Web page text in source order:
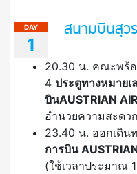
DAY
1
สนามบินสุว
20.30 น. คณะพร้
4 ประตูทางหมายเ
บินAUSTRIAN
อำนวยความสะดว
23.40 น. ออกเดิน
การบิน
(ใช้เวลาประมาณ